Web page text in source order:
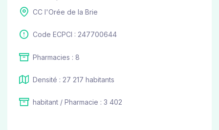
CC l'Orée de la Brie
Code ECPCI : 247700644
Pharmacies : 8
Densité : 27 217 habitants
habitant / Pharmacie : 3 402